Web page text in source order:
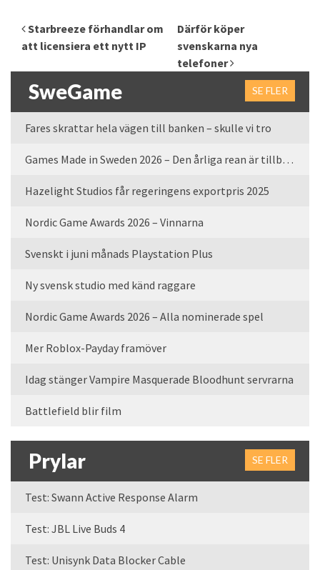
Inläggsnavigering
Starbreeze förhandlar om
att licensiera ett nytt IP
Därför köper
svenskarna nya
telefoner
SweGame SE FLER
Fares skrattar hela vägen till banken – skulle vi tro
Games Made in Sweden 2026 – Den årliga rean är tillbaka
Hazelight Studios får regeringens exportpris 2025
Nordic Game Awards 2026 – Vinnarna
Svenskt i juni månads Playstation Plus
Ny svensk studio med känd raggare
Nordic Game Awards 2026 – Alla nominerade spel
Mer Roblox-Payday framöver
Idag stänger Vampire Masquerade Bloodhunt servrarna
Battlefield blir film
Prylar SE FLER
Test: Swann Active Response Alarm
Test: JBL Live Buds 4
Test: Unisynk Data Blocker Cable